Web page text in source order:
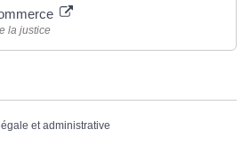
la justice
et administrative